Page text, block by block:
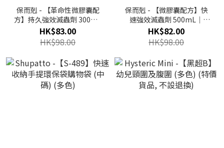
保而剋 - 【革命性微膠囊配
方】持久強效滅蟲劑 300mL
｜BIK10
HK$83.00
HK$98.00
保而剋 - 【微膠囊配方】快
速強效滅蟲劑 500mL｜
BIK08
HK$82.00
HK$98.00